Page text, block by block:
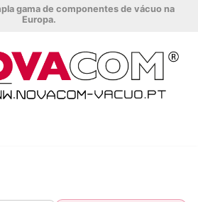
gama de componentes de vácuo na
Europa.